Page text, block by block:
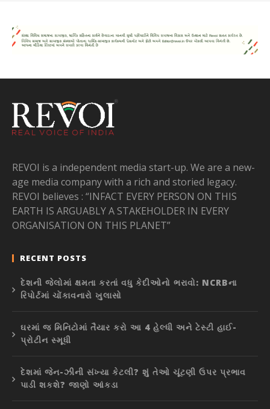
REVOI is a independent media start-up. We are a new-
age media company with a rich and storied legacy.
REVOI believes : “INFACT EVERY PERSON ON THIS
EARTH IS ARGUABLY A STAKEHOLDER IN EVERY
ORGANISATION ON THIS PLANET”
RECENT POSTS
દેશની જેલોમાં ક્ષમતા કરતાં વધુ કેદીઓનો ભરાવો: NCRBના
રિપોર્ટમાં ચોંકાવનારો ખુલાસો
ઘરમાં જ મિનિટોમાં તૈયાર કરો આ 4 હેલ્ધી અને ટેસ્ટી હાઈ-
પ્રોટીન સ્મૂધી
દેશમાં જેન-ઝીની સંખ્યા કેટલી? શું તેઓ ચૂંટણી ઉપર પ્રભાવ
પાડી શકશે? જાણો આંકડા